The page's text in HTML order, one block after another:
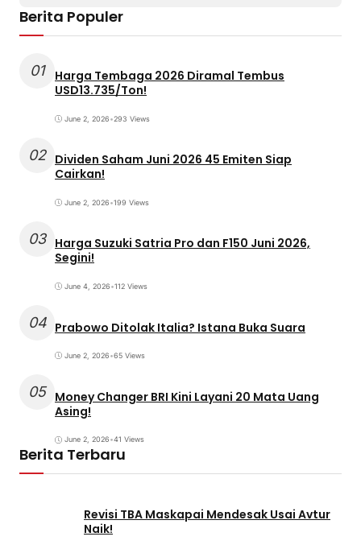
Berita Populer
01
Harga Tembaga 2026 Diramal Tembus
USD13.735/Ton!
June 2, 2026•293 Views
02 Dividen Saham Juni 2026 45 Emiten Siap
Cairkan!
June 2, 2026•199 Views
03 Harga Suzuki Satria Pro dan F150 Juni 2026,
Segini!
June 4, 2026•112 Views
04 Prabowo Ditolak Italia? Istana Buka Suara
June 2, 2026•65 Views
05 Money Changer BRI Kini Layani 20 Mata Uang
Asing!
June 2, 2026•41 Views
Berita Terbaru
Revisi TBA Maskapai Mendesak Usai Avtur
Naik!